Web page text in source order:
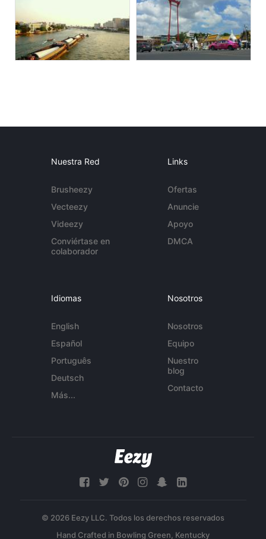
Nuestra Red
Brusheezy
Vecteezy
Videezy
Conviértase en
colaborador
Links
Ofertas
Anuncie
Apoyo
DMCA
Idiomas
English
Español
Português
Deutsch
Más...
Nosotros
Nosotros
Equipo
Nuestro
blog
Contacto
© 2026 Eezy LLC. Todos los derechos reservados